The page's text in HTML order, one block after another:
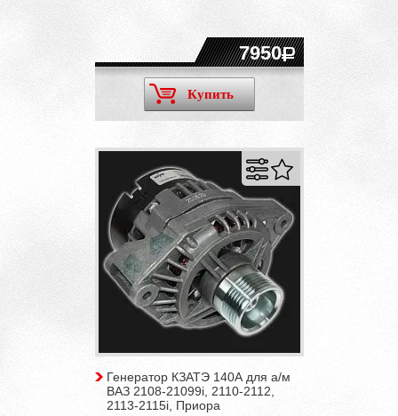
7950
Купить
Генератор КЗАТЭ 140А для а/м
ВАЗ 2108-21099i, 2110-2112,
2113-2115i, Приора